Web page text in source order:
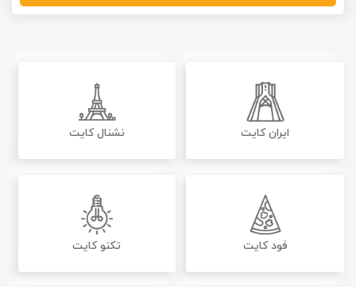
ایران کایت نشنال کایت
فود کایت تکنو کایت